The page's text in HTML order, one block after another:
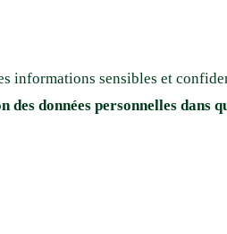
informations sensibles et
données personnelles dans